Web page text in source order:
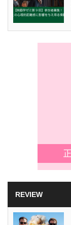
REVIEW